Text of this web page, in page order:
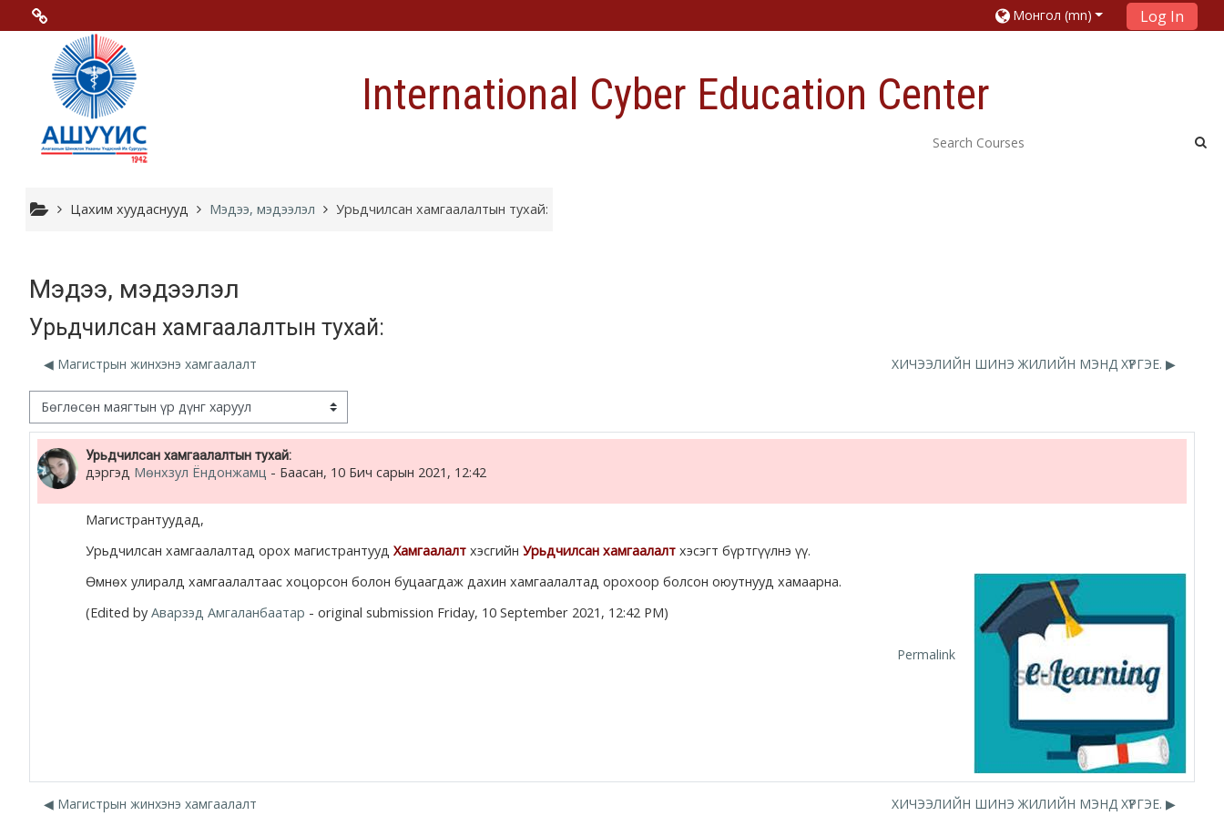
Үндсэн гарчигт очих
Menu 2
Moodle community
Moodle free support
Moodle development
Moodle.com
жишээ 2
Moodle community
Moodle free support
Moodle development
Moodle Docs
Монгол ‎(mn)‎ Log In
International Cyber Education Center
Цахим хуудаснууд Мэдээ, мэдээлэл Урьдчилсан хамгаалалтын тухай:
Мэдээ, мэдээлэл
Урьдчилсан хамгаалалтын тухай:
◀︎ Магистрын жинхэнэ хамгаалалт ХИЧЭЭЛИЙН ШИНЭ ЖИЛИЙН МЭНД ХҮРГЭЕ. ▶︎
горим
Урьдчилсан хамгаалалтын тухай:
дэргэд Мөнхзул Ёндонжамц - Баасан, 10 Бич сарын 2021, 12:42
Number of replies: 0
Магистрантуудад,
Урьдчилсан хамгаалалтад орох магистрантууд Хамгаалалт хэсгийн Урьдчилсан хамгаалалтхэсэгт бүртгүүлнэ үү.
Өмнөх улиралд хамгаалалтаас хоцорсон болон буцаагдаж дахин хамгаалалтад орохоор болсон оюутнууд хамаарна.
(Edited by Аварзэд Амгаланбаатар - original submission Friday, 10 September 2021, 12:42 PM)
Permalink
◀︎ Магистрын жинхэнэ хамгаалалт ХИЧЭЭЛИЙН ШИНЭ ЖИЛИЙН МЭНД ХҮРГЭЕ. ▶︎